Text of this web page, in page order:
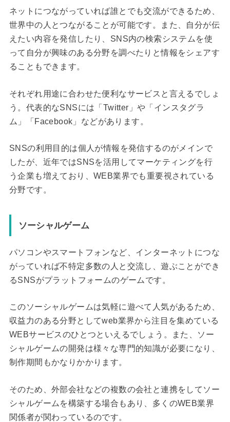
ネットにつながっていれば誰とでも交流ができるため、
世界中の人とつながることが可能です。また、自分が伝
えたい内容を発信したり、SNS内の検索システムを使
って自分が興味のある分野を調べたりと情報をシェアす
ることもできます。
それぞれ用途に合わせた便利なサービスと言えるでしょ
う。代表的なSNSには「Twitter」や「インスタグラ
ム」「Facebook」などがあります。
SNSの利用目的は個人が情報を発信するのがメインで
したが、近年ではSNSを活用してマーケティングを行
う企業も増えており、WEB業界でも重要視されている
分野です。
ソーシャルゲーム
パソコンやスマートフォンなど、インターネットにつな
がっていれば不特定多数の人と交流し、遊ぶことができ
るSNSがプラットフォームのゲームです。
このソーシャルゲームは気軽に遊べて人気があるため、
収益力のある分野としてweb業界から注目を集めている
WEBサービスのひとつといえるでしょう。また、ソー
シャルゲームの開発は様々な専門的知識が必要になり、
制作期間もかなりかかります。
そのため、外部会社などの複数の会社と連携をしてソー
シャルゲームを構築する場合もあり、多くのWEB業界
関係者が関わっているのです。